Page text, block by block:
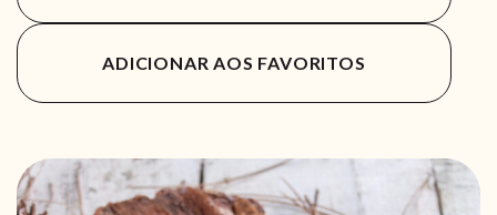
ADICIONAR AOS FAVORITOS